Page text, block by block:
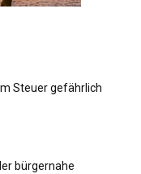
Steuer gefährlich
bürgernahe